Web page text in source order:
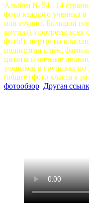
Альбом № 54. 14
фото каждого ученика
или студии. Большой
внутри), портреты всех
фото!), портреты
подписями имён,
цитаты и личные
учеников в группках по
(общее) фото класса в
фотообзор Другая